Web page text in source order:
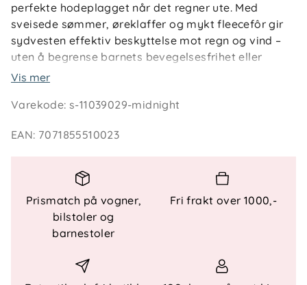
perfekte hodeplagget når det regner ute. Med
sveisede sømmer, øreklaffer og mykt fleecefôr gir
sydvesten effektiv beskyttelse mot regn og vind –
uten å begrense barnets bevegelsesfrihet eller
synsfelt.
Den brede bremmen leder regnet bort fra ansiktet,
kragen. Øreklaffer gir ekstra beskyttelse på
for at sydvesten sitter godt på hodet under lek og
aktivitet. Praktisk navnelapp på innsiden gjør den
enkel å holde orden på i barnehagen.
Teknisk informasjon
Sydvest for barn i myk og vanntett PU
Vis mer
Varekode:s-11039029-midnight
EAN: 7071855510023
Prismatch på vogner,
bilstoler og
barnestoler
Fri frakt over 1000,-